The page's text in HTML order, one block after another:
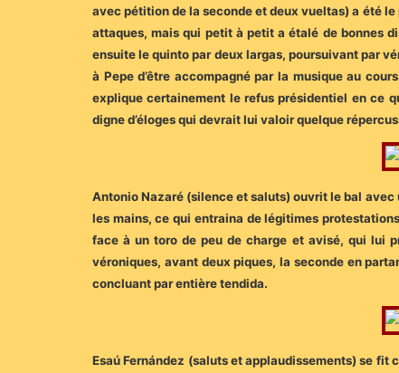
avec pétition de la seconde et deux vueltas) a été le
attaques, mais qui petit à petit a étalé de bonnes
ensuite le quinto par deux largas, poursuivant par
à Pepe d’être accompagné par la musique au
explique certainement le refus présidentiel en ce
digne d’éloges qui devrait lui valoir quelque
Antonio Nazaré (silence et saluts) ouvrit le bal
les mains, ce qui entraina de légitimes
face à un toro de peu de charge et avisé, qui lui
véroniques, avant deux piques, la seconde en
concluant par entière tendida.
Esaú Fernández (saluts et applaudissements) se